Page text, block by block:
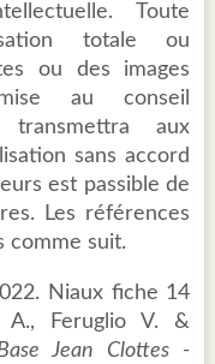
Toute
totale ou
ou des images
au conseil
aux
sans accord
est passible de
Les références
comme suit.
Niaux fiche 14
A., Feruglio V. &
Jean Clottes -